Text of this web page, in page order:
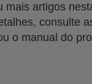
mais artigos
consulte
o manual do